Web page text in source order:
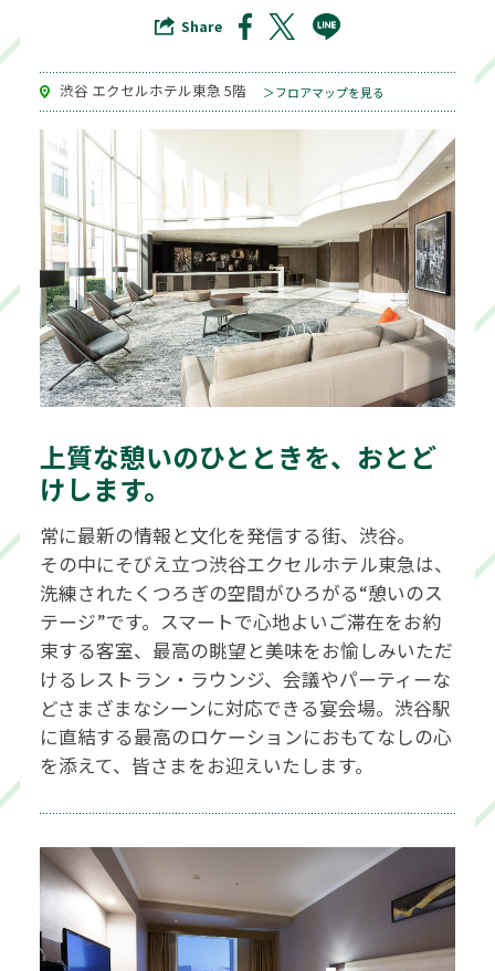
Share
渋谷 エクセルホテル東急 5階 ＞フロアマップを見る
上質な憩いのひとときを、おとど
けします。
常に最新の情報と文化を発信する街、渋谷。
その中にそびえ立つ渋谷エクセルホテル東急は、
洗練されたくつろぎの空間がひろがる“憩いのス
テージ”です。スマートで心地よいご滞在をお約
束する客室、最高の眺望と美味をお愉しみいただ
けるレストラン・ラウンジ、会議やパーティーな
どさまざまなシーンに対応できる宴会場。渋谷駅
に直結する最高のロケーションにおもてなしの心
を添えて、皆さまをお迎えいたします。